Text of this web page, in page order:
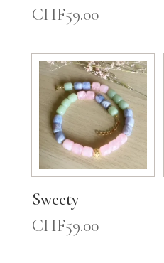
CHF59.00
Sweety
CHF59.00